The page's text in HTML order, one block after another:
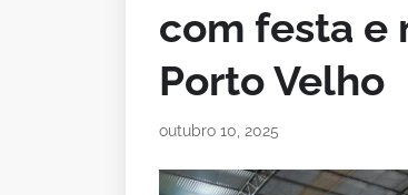
com festa e
Porto Velho
outubro 10, 2025